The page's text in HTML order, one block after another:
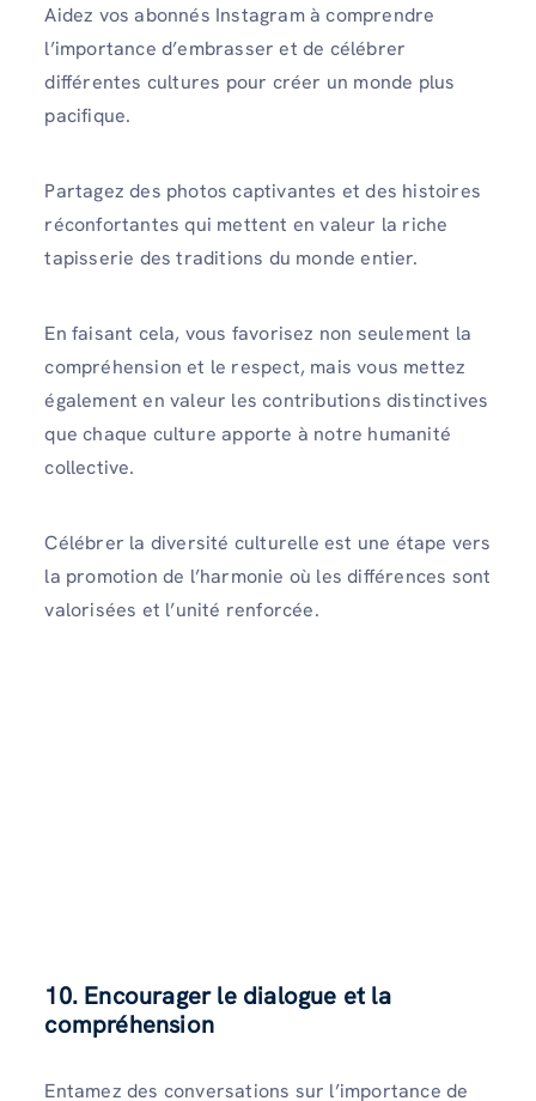
Aidez vos abonnés Instagram à comprendre
l’importance d’embrasser et de célébrer
différentes cultures pour créer un monde plus
pacifique.
Partagez des photos captivantes et des histoires
réconfortantes qui mettent en valeur la riche
tapisserie des traditions du monde entier.
En faisant cela, vous favorisez non seulement la
compréhension et le respect, mais vous mettez
également en valeur les contributions distinctives
que chaque culture apporte à notre humanité
collective.
Célébrer la diversité culturelle est une étape vers
la promotion de l’harmonie où les différences sont
valorisées et l’unité renforcée.
10. Encourager le dialogue et la
compréhension
Entamez des conversations sur l’importance de